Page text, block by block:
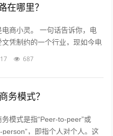
在哪里？
电商小灵。 一句话告诉你，电
文凭制约的一个行业，现如今电
秀从业人员，70%都是草莽出
687
务模式？
模式是指“Peer-to-peer”或
person”，即指个人对个人。这